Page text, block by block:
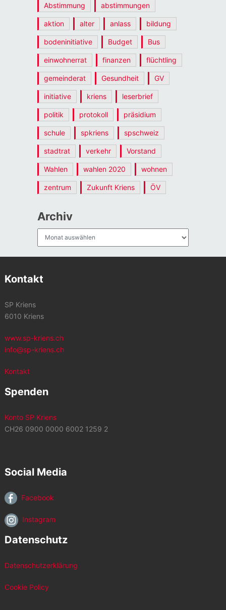
Abstimmung abstimmungen
aktion alter anlass bildung
bodeninitiative Budget Bus
einwohnerrat finanzen flüchtling
gemeinderat Gesundheit GV
initiative kriens leserbrief
politik protokoll präsidium
schule spkriens spschweiz
stadtrat verkehr Vorstand
Wahlen wahlen 2020 wohnen
zentrum Zukunft Kriens ÖV
Archiv
Kontakt
SP Kriens
6010 Kriens
www.sp-kriens.ch
info@sp-kriens.ch
Kontakt
Spenden
Konto SP Kriens
CH26 0900 0000 6002 1259 2
Social Media
Facebook
Instagram
Datenschutz
Datenschutzerklärung
Cookie Policy